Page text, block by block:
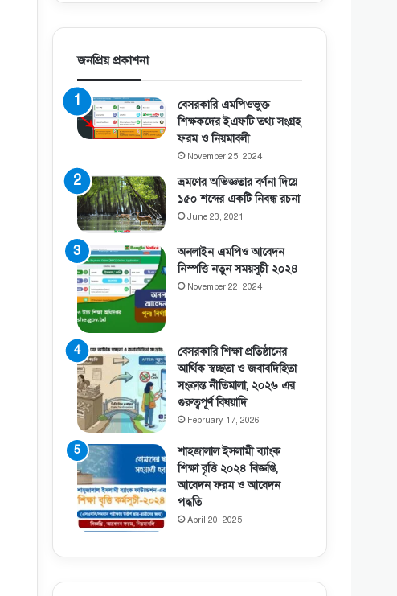
জনপ্রিয় প্রকাশনা
বেসরকারি এমপিওভুক্ত
শিক্ষকদের ইএফটি তথ্য সংগ্রহ
ফরম ও নিয়মাবলী
November 25, 2024
ভ্রমণের অভিজ্ঞতার বর্ণনা দিয়ে
১৫০ শব্দের একটি নিবন্ধ রচনা
June 23, 2021
অনলাইন এমপিও আবেদন
নিস্পত্তি নতুন সময়সূচী ২০২৪
November 22, 2024
বেসরকারি শিক্ষা প্রতিষ্ঠানের
আর্থিক স্বচ্ছতা ও জবাবদিহিতা
সংক্রান্ত নীতিমালা, ২০২৬ এর
গুরুত্বপূর্ণ বিষয়াদি
February 17, 2026
শাহজালাল ইসলামী ব্যাংক
শিক্ষা বৃত্তি ২০২৪ বিজ্ঞপ্তি,
আবেদন ফরম ও আবেদন
পদ্ধতি
April 20, 2025